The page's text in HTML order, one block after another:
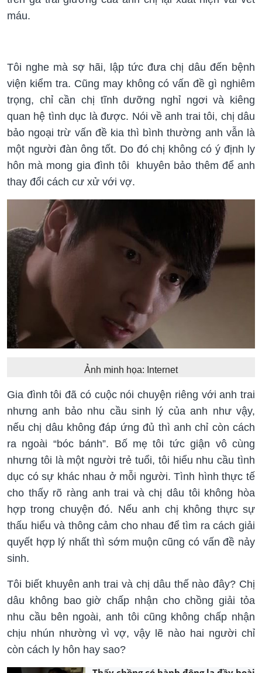
máu.
Tôi nghe mà sợ hãi, lập tức đưa chị dâu đến bệnh
viện kiểm tra. Cũng may không có vấn đề gì nghiêm
trọng, chỉ cần chị tĩnh dưỡng nghỉ ngơi và kiêng
quan hệ tình dục là được. Nói về anh trai tôi, chị dâu
bảo ngoại trừ vấn đề kia thì bình thường anh vẫn là
một người đàn ông tốt. Do đó chị không có ý định ly
hôn mà mong gia đình tôi khuyên bảo thêm để anh
thay đổi cách cư xử với vợ.
Ảnh minh họa: Internet
Gia đình tôi đã có cuộc nói chuyện riêng với anh trai
nhưng anh bảo nhu cầu sinh lý của anh như vậy,
nếu chị dâu không đáp ứng đủ thì anh chỉ còn cách
ra ngoài “bóc bánh”. Bố mẹ tôi tức giận vô cùng
nhưng tôi là một người trẻ tuổi, tôi hiểu nhu cầu tình
dục có sự khác nhau ở mỗi người. Tình hình thực tế
cho thấy rõ ràng anh trai và chị dâu tôi không hòa
hợp trong chuyện đó. Nếu anh chị không thực sự
thấu hiểu và thông cảm cho nhau để tìm ra cách giải
quyết hợp lý nhất thì sớm muộn cũng có vấn đề nảy
sinh.
Tôi biết khuyên anh trai và chị dâu thế nào đây? Chị
dâu không bao giờ chấp nhận cho chồng giải tỏa
nhu cầu bên ngoài, anh tôi cũng không chấp nhận
chịu nhún nhường vì vợ, vậy lẽ nào hai người chỉ
còn cách ly hôn hay sao?